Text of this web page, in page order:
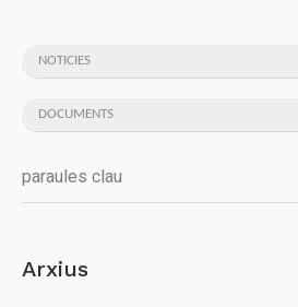
NOTICIES
DOCUMENTS
Arxius